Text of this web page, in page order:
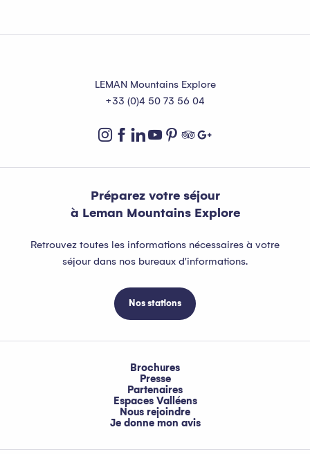
LEMAN Mountains Explore
+33 (0)4 50 73 56 04
Préparez votre séjour
à Leman Mountains Explore
Retrouvez toutes les informations nécessaires à votre
séjour dans nos bureaux d'informations.
Nos stations
Brochures
Presse
Partenaires
Espaces Valléens
Nous rejoindre
Je donne mon avis